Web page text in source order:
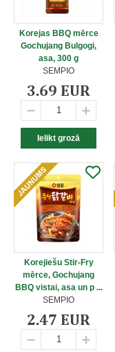
Korejas BBQ mērce
Gochujang Bulgogi,
asa, 300 g
SEMPIO
3.69 EUR
Korejiešu Stir-Fry
mērce, Gochujang
BBQ vistai, asa un p ...
SEMPIO
2.47 EUR